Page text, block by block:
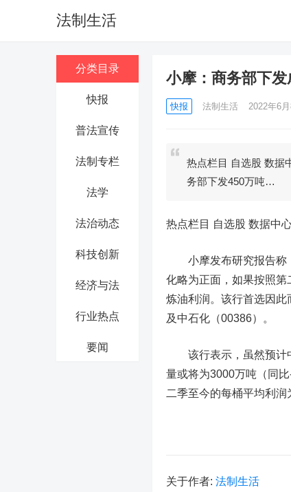
法制生活
分类目录
快报
普法宣传
法制专栏
法学
法治动态
科技创新
经济与法
行业热点
要闻
小摩：商务部下
快报 法制生活 2022年6
热点栏目 自选股 数
务部下发450万吨…
热点栏目 自选股 数据中
小摩发布研究报告称，
化略为正面，如果按照
炼油利润。该行首选因此
及中石化（00386）。
该行表示，虽然预计中
量或将为3000万吨（同
二季至今的每桶平均利润
关于作者: 法制生活